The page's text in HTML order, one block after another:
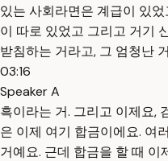
있는 사회라면은 계급이 있
이 따로 있었고 그리고 거기
받침하는 거라고, 그 엄청난
03:16
Speaker A
흑이라는 거. 그리고 이제요,
은 이제 여기 합금이에요. 여
거예요. 근데 합금을 할 때